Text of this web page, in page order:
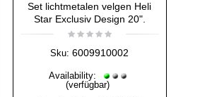
Set lichtmetalen velgen Heli
Star Exclusiv Design 20".
Sku: 6009910002
Availability:
(verfügbar)